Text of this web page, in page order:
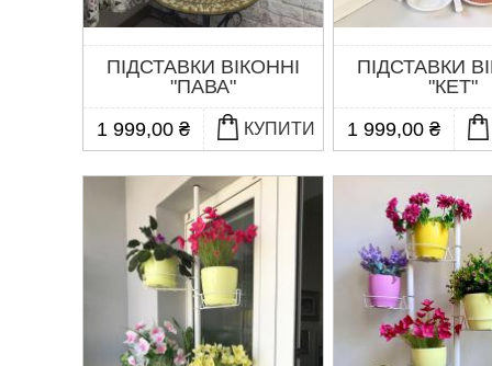
ПІДСТАВКИ ВІКОННІ
"ПАВА"
1 999,00 ₴
КУПИТИ
ПІДСТАВКИ
"КЕТ"
1 999,00 ₴